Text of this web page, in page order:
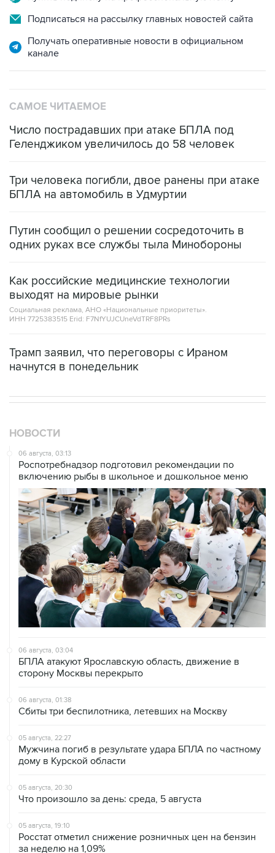
Подписаться на рассылку главных новостей сайта
Получать оперативные новости в официальном
канале
САМОЕ ЧИТАЕМОЕ
Число пострадавших при атаке БПЛА под
Геленджиком увеличилось до 58 человек
Три человека погибли, двое ранены при атаке
БПЛА на автомобиль в Удмуртии
Путин сообщил о решении сосредоточить в
одних руках все службы тыла Минобороны
Как российские медицинские технологии
выходят на мировые рынки
Социальная реклама, АНО «Национальные приоритеты».
ИНН 7725383515 Erid: F7NfYUJCUneVdTRF8PRs
Трамп заявил, что переговоры с Ираном
начнутся в понедельник
НОВОСТИ
06 августа, 03:13
Роспотребнадзор подготовил рекомендации по
включению рыбы в школьное и дошкольное меню
06 августа, 03:04
БПЛА атакуют Ярославскую область, движение в
сторону Москвы перекрыто
06 августа, 01:38
Сбиты три беспилотника, летевших на Москву
05 августа, 22:27
Мужчина погиб в результате удара БПЛА по частному
дому в Курской области
05 августа, 20:30
Что произошло за день: среда, 5 августа
05 августа, 19:10
Росстат отметил снижение розничных цен на бензин
за неделю на 1,09%